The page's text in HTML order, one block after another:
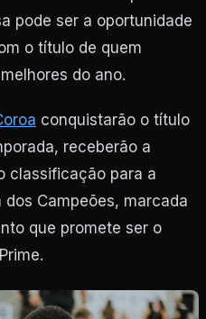
pode ser a oportunidade
o título de quem
do ano.
conquistarão o título
receberão a
classificação para a
Campeões, marcada
que promete ser o